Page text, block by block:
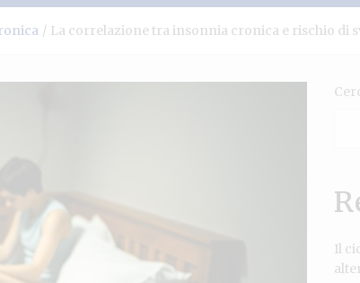
La correlazione tra insonnia cronica e rischio di
Il